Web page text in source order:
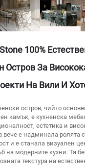
100%
Остров За
На Вили И
остров, чийто
камък, е кухненска
естетика и
вече е надминала ролята
и е станала визуален
на модерните кухни. Тя
текстура на